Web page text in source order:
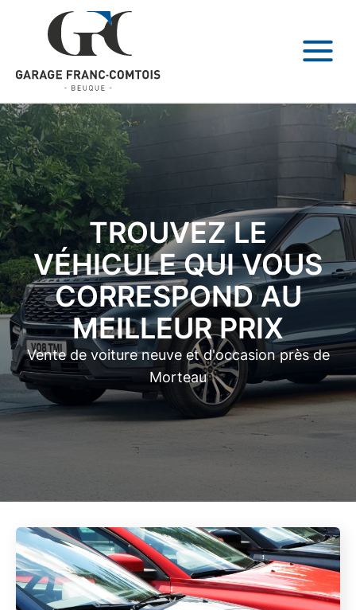
Vente de voiture neuve et d'occasion près de
Morteau
TROUVEZ LE
VÉHICULE QUI VOUS
CORRESPOND AU
MEILLEUR PRIX